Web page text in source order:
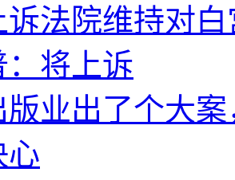
诉法院维持对
：将上诉
版业出了个大
心